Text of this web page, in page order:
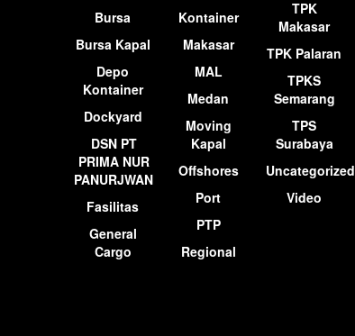
Bursa
Bursa Kapal
Depo
Kontainer
Dockyard
DSN PT
PRIMA NUR
PANURJWAN
Fasilitas
General
Cargo
Kontainer
Makasar
MAL
Medan
Moving
Kapal
Offshores
Port
PTP
Regional
TPK
Makasar
TPK Palaran
TPKS
Semarang
TPS
Surabaya
Uncategorized
Video